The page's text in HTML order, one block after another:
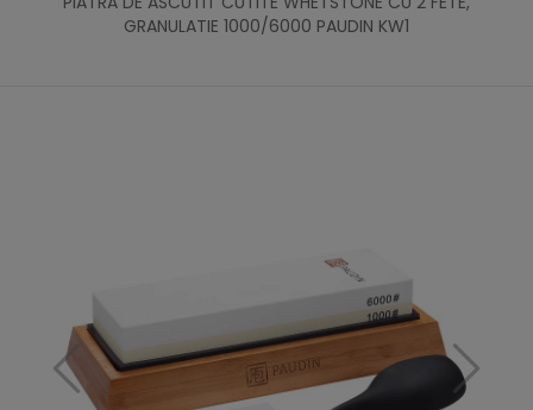
GRANULATIE 1000/6000 PAUDIN KW1